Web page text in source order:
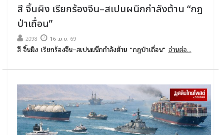
สี จิ้นผิง เรียกร้องจีน–สเปนผนึกกำลังต้าน “กฎ
ป่าเถื่อน”
2098 16 เม.ย. 69
สี จิ้นผิง เรียกร้องจีน–สเปนผนึกกำลังต้าน “กฎป่าเถื่อน” อ่านต่อ...